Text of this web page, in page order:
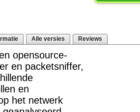
Alle versies Reviews
opensource-
en packetsniffer,
en
het netwerk